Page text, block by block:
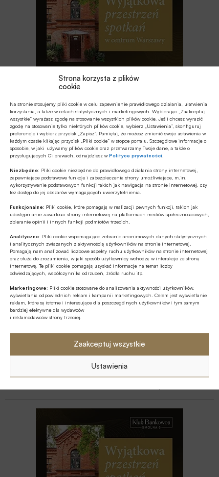
Strona korzysta z plików
cookie
Na stronie stosujemy pliki cookie w celu zapewnienie prawidłowego działania, ułatwienia
korzystania, a także w celach statystycznych i marketingowych. Wybierając „Zaakceptuj
wszystkie” wyrażasz zgodę na stosowanie wszystkich plików cookie. Jeśli chcesz wyrazić
zgodę na stosowanie tylko niektórych plików cookie, wybierz „Ustawienia”, skonfiguruj
preferencje i wybierz przycisk „Zapisz”. Pamiętaj, że możesz zmienić swoje ustawienia w
każdym czasie klikając przycisk „Pliki cookie” w stopce portalu. Szczegółowe informacje o
sposobie, w jaki używamy plików cookie oraz przetwarzamy Twoje dane, a także o
przysługujących Ci prawach, odnajdziesz wPolityce prywatności
Niezbędne: Pliki cookie niezbędne do prawidłowego działania strony internetowej,
zapewniające podstawowe funkcje i zabezpieczenia strony umożliwiające, m.in.
wykorzystywanie podstawowych funkcji takich jak nawigacja na stronie internetowej, czy
tez dostęp do jej obszarów wymagających uwierzytelnienia.
Funkcjonalne: Pliki cookie, które pomagają w realizacji pewnych funkcji, takich jak
udostępnianie zawartości strony internetowej na platformach mediów społecznościowych,
zbieranie opinii i innych funkcji podmiotów trzecich.
Analityczne: Pliki cookie wspomagające zebranie anonimowych danych statystycznych
i analitycznych związanych z aktywnością użytkowników na stronie internetowej.
Pomagają nam analizować liczbowe aspekty ruchu użytkowników na stronie internetowej
oraz służą do zrozumienia, w jaki sposób użytkownicy wchodzą w interakcje ze stroną
internetową. Te pliki cookie pomagają uzyskać informacje na temat liczby
odwiedzających, współczynnika odrzuceń, źródła ruchu itp.
Marketingowe: Pliki cookie stosowane do analizowania aktywności użytkowników,
wyświetlania odpowiednich reklam i kampanii marketingowych. Celem jest wyświetlanie
reklam, które są istotne i interesujące dla poszczególnych użytkowników i tym samym
bardziej efektywne dla wydawców
i reklamodawców strony trzeciej.
Zaakceptuj wszystkie
Ustawienia
Najnowsze
EDUKACJA FINANSOWA
Przedszkole to kluczowy etap – to
wtedy dzieci zapamiętują wiedzę
finansową łatwiej i szybciej
MULTIMEDIA
Jakie są zalety fazy Discovery?
Z RYNKU FINANSOWEGO
Branża leasingowa o inwestycjach w
polskiej gospodarce, programie SAFE i
polityce dual use
GOSPODARKA
Polsce
GOSPODARKA
Z RYNKU FINANSOWEGO
Bank of America wydaje ćwierć mld